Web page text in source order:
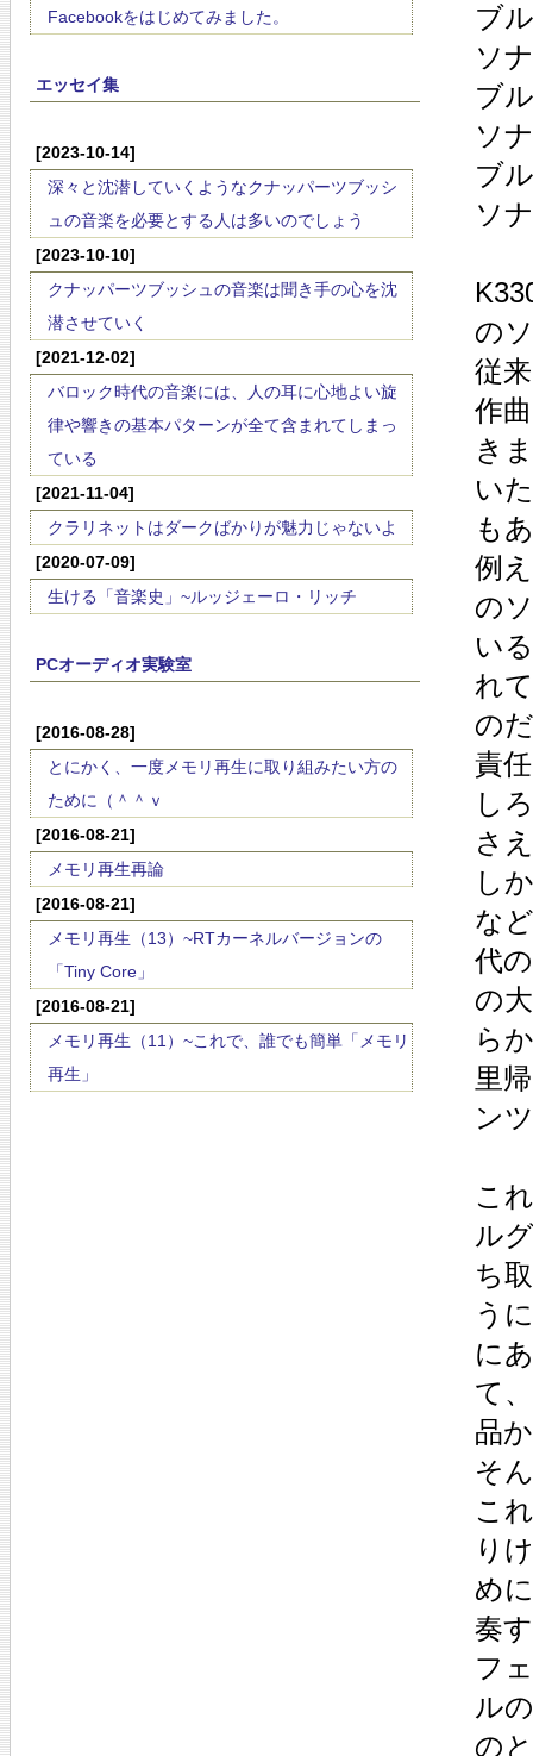
Facebookをはじめてみました。
エッセイ集
[2023-10-14]
深々と沈潜していくようなクナッパーツブッシ
ュの音楽を必要とする人は多いのでしょう
[2023-10-10]
クナッパーツブッシュの音楽は聞き手の心を沈
潜させていく
[2021-12-02]
バロック時代の音楽には、人の耳に心地よい旋
律や響きの基本パターンが全て含まれてしまっ
ている
[2021-11-04]
クラリネットはダークばかりが魅力じゃないよ
[2020-07-09]
生ける「音楽史」~ルッジェーロ・リッチ
PCオーディオ実験室
[2016-08-28]
とにかく、一度メモリ再生に取り組みたい方の
ために（＾＾ｖ
[2016-08-21]
メモリ再生再論
[2016-08-21]
メモリ再生（13）~RTカーネルバージョンの
「Tiny Core」
[2016-08-21]
メモリ再生（11）~これで、誰でも簡単「メモリ
再生」
ブ
ソ
ブ
ソ
ブ
ソ
の
従
作
き
い
も
例
の
い
れ
の
責
し
さ
し
な
代
の
ら
里
ン
こ
ル
ち
う
に
て
品
そ
こ
り
め
奏
フ
ル
の